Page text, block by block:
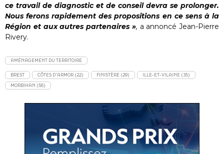
ce travail de diagnostic et de conseil devra se prolonger.
Nous ferons rapidement des propositions en ce sens à la
Région et aux autres partenaires », a annoncé Jean-Pierre
Rivery.
AMÉNAGEMENT DU TERRITOIRE
BREST CÔTES D'ARMOR (22) FINISTÈRE (29)
ILLE-ET-VILAINE (35)
MORBIHAN (56)